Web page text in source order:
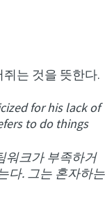
는 것을 뜻한다.
for his lack of
to do things
워크가 부족하거
다. 그는 혼자하는